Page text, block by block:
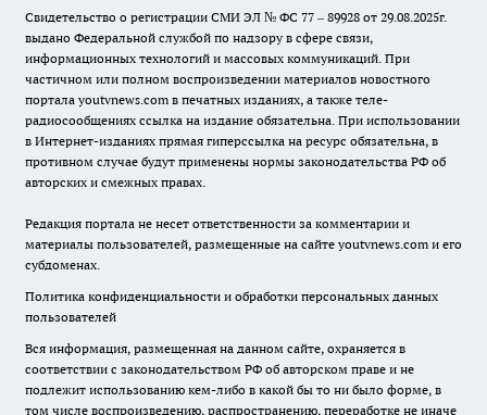
Свидетельство о регистрации СМИ ЭЛ № ФС 77 – 89928 от 29.08.2025г.
выдано Федеральной службой по надзору в сфере связи,
информационных технологий и массовых коммуникаций. При
частичном или полном воспроизведении материалов новостного
портала youtvnews.com в печатных изданиях, а также теле-
радиосообщениях ссылка на издание обязательна. При использовании
в Интернет-изданиях прямая гиперссылка на ресурс обязательна, в
противном случае будут применены нормы законодательства РФ об
авторских и смежных правах.
Редакция портала не несет ответственности за комментарии и
материалы пользователей, размещенные на сайте youtvnews.com и его
субдоменах.
Политика конфиденциальности и обработки персональных данных
пользователей
Вся информация, размещенная на данном сайте, охраняется в
соответствии с законодательством РФ об авторском праве и не
подлежит использованию кем-либо в какой бы то ни было форме, в
том числе воспроизведению, распространению, переработке не иначе